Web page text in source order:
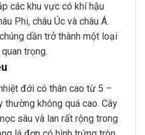
các khu vực có khí hậu
Phi, châu Úc và châu Á.
dần trở thành một loại
trọng.
đới có thân cao từ 5 –
thường không quá cao. Cây
sâu và lan rất rộng trong